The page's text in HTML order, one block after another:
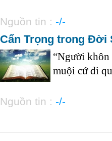
Nguồn tin : -/-
Cẩn Trọng trong Đời
“Người khôn
muội cứ đi
Nguồn tin : -/-